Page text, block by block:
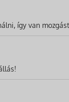
így van